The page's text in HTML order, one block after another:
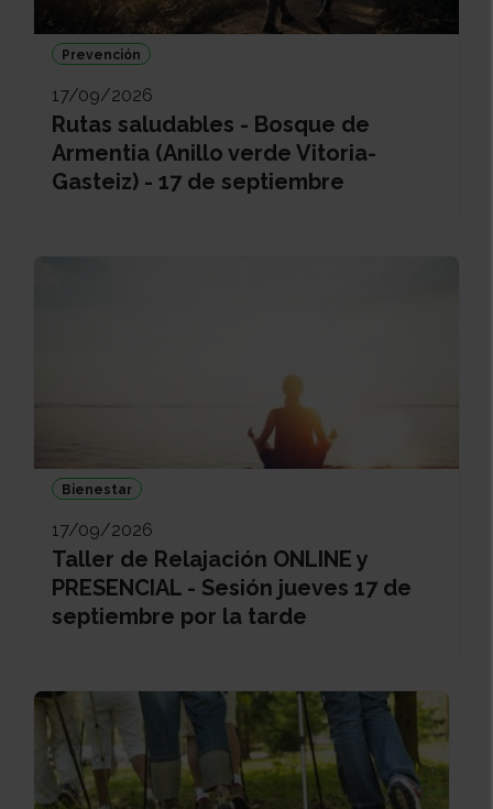
Prevención
17/09/2026
Rutas saludables - Bosque de
Armentia (Anillo verde Vitoria-
Gasteiz) - 17 de septiembre
Bienestar
17/09/2026
Taller de Relajación ONLINE y
PRESENCIAL - Sesión jueves 17 de
septiembre por la tarde